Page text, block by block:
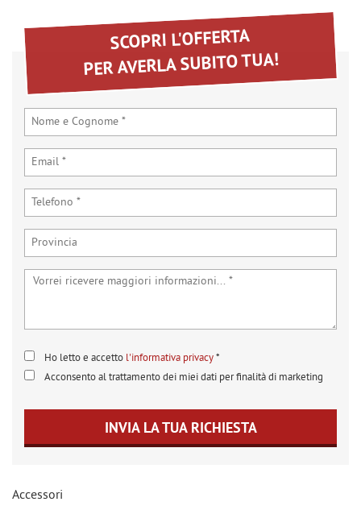
SCOPRI L'OFFERTA
PER AVERLA SUBITO TUA!
Ho letto e accetto l'informativa privacy*
Acconsento al trattamento dei miei dati per finalità di marketing
INVIA LA TUA RICHIESTA
Accessori
Cookie delle preferenze
Cookie per il miglioramento dell'esperienza utente
Cookie analitici
Leggi
la
policy
Salva